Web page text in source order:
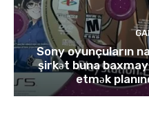
Sony oyunçuların
şirkət buna
etmək